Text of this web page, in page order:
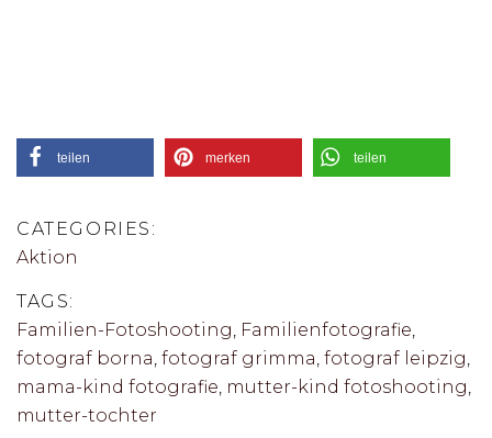
teilen merken teilen
CATEGORIES:
Aktion
TAGS:
Familien-Fotoshooting, Familienfotografie,
fotograf borna, fotograf grimma, fotograf leipzig,
mama-kind fotografie, mutter-kind fotoshooting,
mutter-tochter